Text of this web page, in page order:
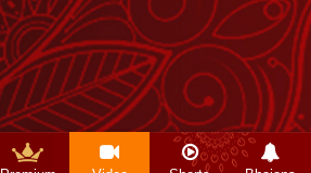
August 04, 2026
हे गोविंद हे गोपाल तू हमें संभाल
August 01, 2026